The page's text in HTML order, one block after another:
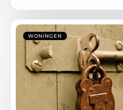
WONINGEN